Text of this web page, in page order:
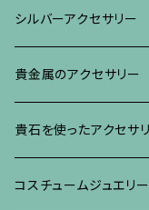
リング
ブレスレット、その他
ネックレス、ペンダント
リング
ブレスレット、その他
ブローチ
イヤリング・ピアス
真珠に蒔絵のアクセサ
ブローチ
イヤリング、ピアス
水晶に蒔絵のアクセサ
ブローチ
イヤリング、ピアス
朴の木やポプラに蒔絵
ブローチ
その他の蒔絵のアクセ
ブローチ
イヤリング、ピアス
ネックレス、ペンダント
リング
シルバーアクセサリー
ブローチ
イヤリング、ピアス
ネックレス、ペンダント
貴金属のアクセサリー
ブローチ
イヤリング、ピアス
貴石を使ったアクセサ
ブローチ
コスチュームジュエリー